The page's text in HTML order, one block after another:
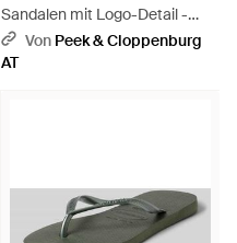
Sandalen mit Logo-Detail -
Schwarz
Von Peek & Cloppenburg
AT